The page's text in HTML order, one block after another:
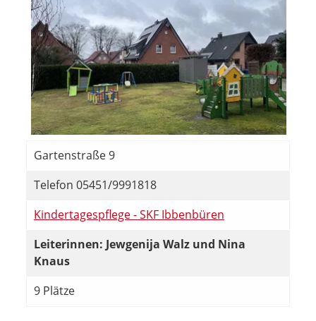
Gartenstraße 9
Telefon 05451/9991818
Kindertagespflege - SKF Ibbenbüren
Leiterinnen: Jewgenija Walz und Nina
Knaus
9 Plätze